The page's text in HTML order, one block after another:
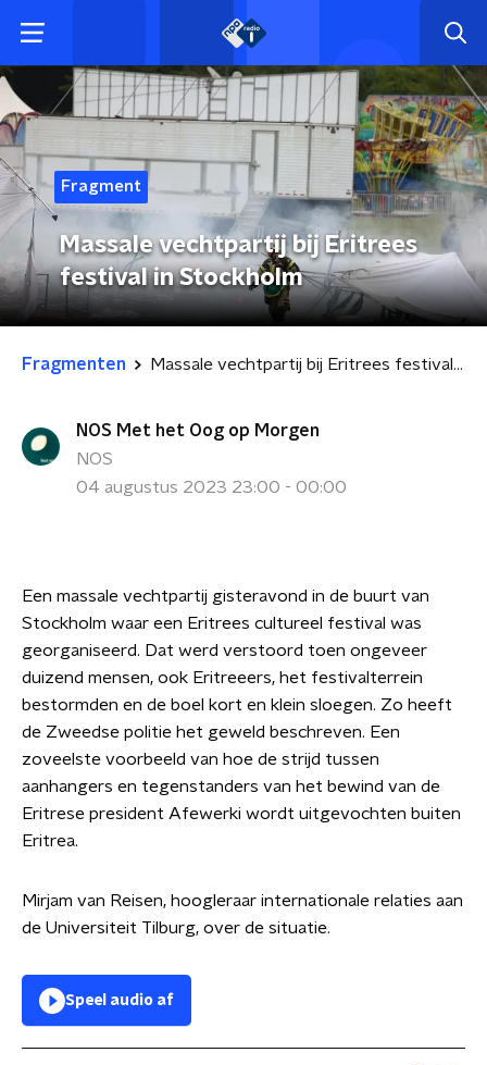
Fragment
Massale vechtpartij bij Eritrees
festival in Stockholm
Fragmenten Massale vechtpartij bij Eritrees festival in Stockholm
NOS Met het Oog op Morgen
NOS
04 augustus 2023 23:00 - 00:00
Een massale vechtpartij gisteravond in de buurt van
Stockholm waar een Eritrees cultureel festival was
georganiseerd. Dat werd verstoord toen ongeveer
duizend mensen, ook Eritreeers, het festivalterrein
bestormden en de boel kort en klein sloegen. Zo heeft
de Zweedse politie het geweld beschreven. Een
zoveelste voorbeeld van hoe de strijd tussen
aanhangers en tegenstanders van het bewind van de
Eritrese president Afewerki wordt uitgevochten buiten
Eritrea.
Mirjam van Reisen, hoogleraar internationale relaties aan
de Universiteit Tilburg, over de situatie.
Speel audio af